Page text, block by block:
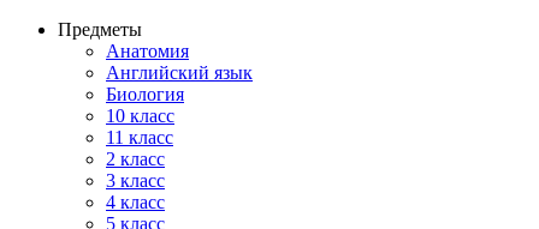
Предметы
Анатомия
Английский язык
Биология
10 класс
11 класс
2 класс
3 класс
4 класс
5 класс